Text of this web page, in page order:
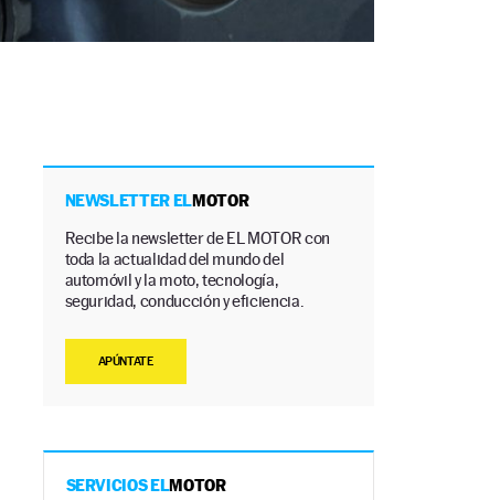
NEWSLETTER ELMOTOR
Recibe la newsletter de EL MOTOR con
toda la actualidad del mundo del
automóvil y la moto, tecnología,
seguridad, conducción y eficiencia.
APÚNTATE
SERVICIOS ELMOTOR